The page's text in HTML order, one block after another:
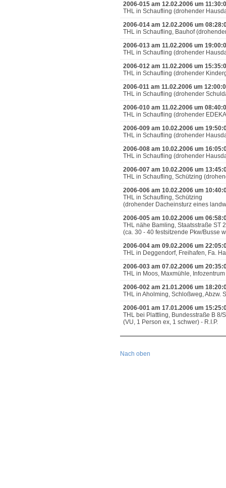
2006-015 am 12.02.2006 um
THL in Schaufling (drohender
2006-014 am 12.02.2006 um
THL in Schaufling, Bauhof
2006-013 am 11.02.2006 um
THL in Schaufling (drohender
2006-012 am 11.02.2006 um
THL in Schaufling (drohender
2006-011 am 11.02.2006 um
THL in Schaufling (drohender
2006-010 am 11.02.2006 um
THL in Schaufling (drohender
2006-009 am 10.02.2006 um
THL in Schaufling (drohender
2006-008 am 10.02.2006 um
THL in Schaufling (drohender
2006-007 am 10.02.2006 um
THL in Schaufling, Schützing
2006-006 am 10.02.2006 um
THL in Schaufling, Schützing
(drohender Dacheinsturz eines
2006-005 am 10.02.2006 um
THL nähe Bamling, Staatsstraße ST
(ca. 30 - 40 festsitzende Pkw/Busse
2006-004 am 09.02.2006 um
THL in Deggendorf, Freihafen, Fa.
2006-003 am 07.02.2006 um
THL in Moos, Maxmühle,
2006-002 am 21.01.2006 um
THL in Aholming, Schloßweg, Abzw.
2006-001 am 17.01.2006 um
THL bei Plattling, Bundesstraße B 8/
(VU, 1 Person ex, 1 schwer) - R.I.P.
Nach oben